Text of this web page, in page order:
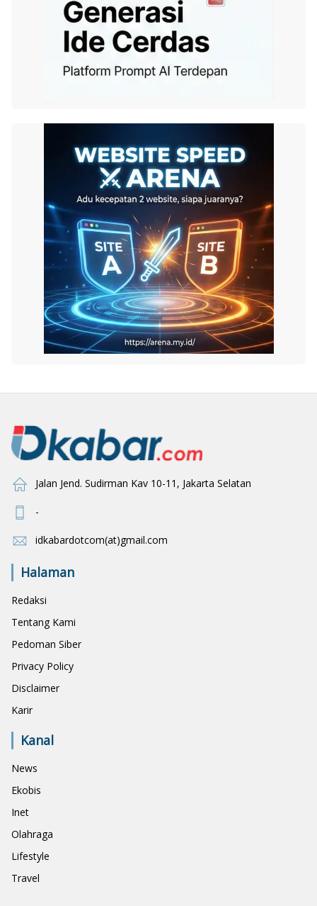
Jalan Jend. Sudirman Kav 10-11, Jakarta Selatan
-
idkabardotcom(at)gmail.com
Halaman
Redaksi
Tentang Kami
Pedoman Siber
Privacy Policy
Disclaimer
Karir
Kanal
News
Ekobis
Inet
Olahraga
Lifestyle
Travel